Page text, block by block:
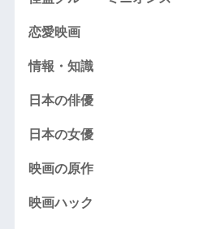
恋愛映画
情報・知識
日本の俳優
日本の女優
映画の原作
映画ハック